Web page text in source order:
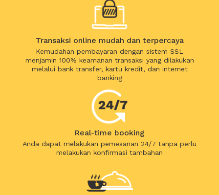
Transaksi online mudah dan terpercaya
Kemudahan pembayaran dengan sistem SSL
menjamin 100% keamanan transaksi yang dilakukan
melalui bank transfer, kartu kredit, dan internet
banking
Real-time booking
Anda dapat melakukan pemesanan 24/7 tanpa perlu
melakukan konfirmasi tambahan